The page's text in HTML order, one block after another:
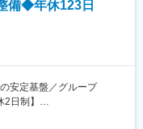
バイルショップが常に最
合が発生した際の迅速な
ってより良い店舗環境を
より快適な空間を提供で
備◆年休123日
安定基盤／グループ
日制】